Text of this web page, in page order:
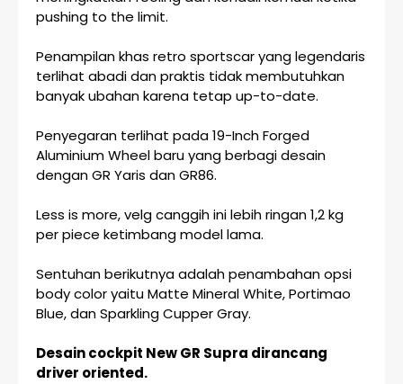
pushing to the limit.
Penampilan khas retro sportscar yang legendaris
terlihat abadi dan praktis tidak membutuhkan
banyak ubahan karena tetap up-to-date.
Penyegaran terlihat pada 19-Inch Forged
Aluminium Wheel baru yang berbagi desain
dengan GR Yaris dan GR86.
Less is more, velg canggih ini lebih ringan 1,2 kg
per piece ketimbang model lama.
Sentuhan berikutnya adalah penambahan opsi
body color yaitu Matte Mineral White, Portimao
Blue, dan Sparkling Cupper Gray.
Desain cockpit New GR Supra dirancang
driver oriented.